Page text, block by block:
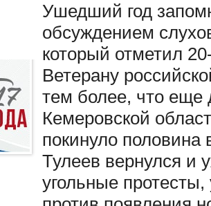
Ушедший год
обсуждением
который отметил
Ветерану
тем более, что еще
Кемеровской
покинуло
Тулеев вернулся и
угольные протесты,